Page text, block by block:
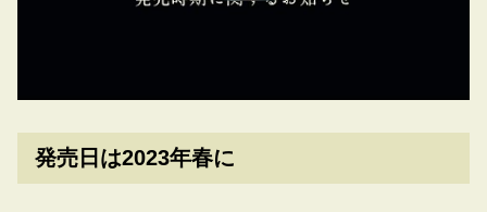
発売日は2023年春に